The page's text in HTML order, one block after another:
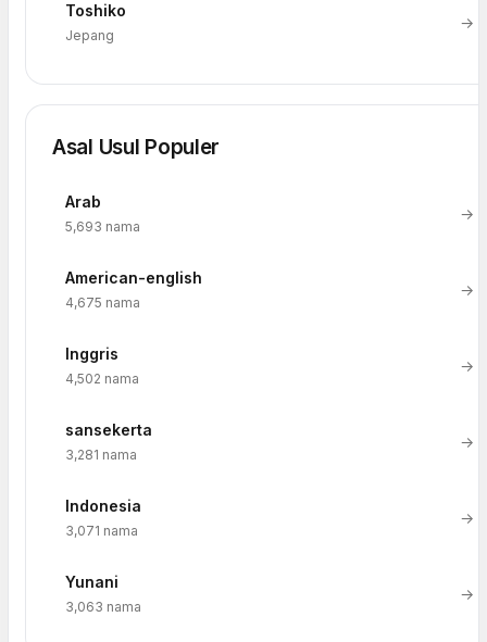
Toshiko
Jepang
→
Asal Usul Populer
Arab
5,693 nama
→
American-english
4,675 nama
→
Inggris
4,502 nama
→
sansekerta
3,281 nama
→
Indonesia
3,071 nama
→
Yunani
3,063 nama
→